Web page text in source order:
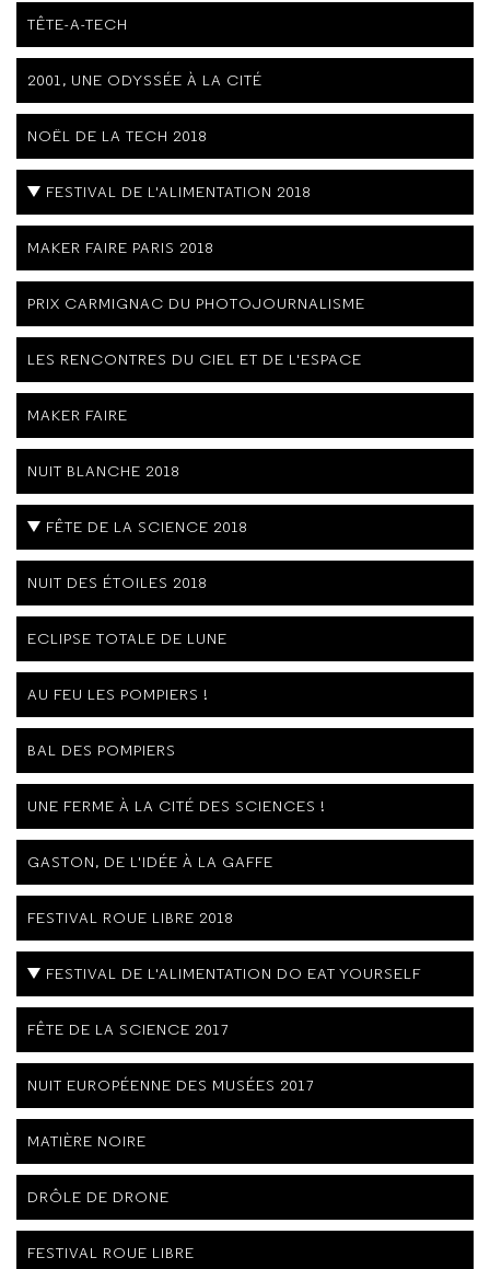
TÊTE-A-TECH
2001, UNE ODYSSÉE À LA CITÉ
NOËL DE LA TECH 2018
FESTIVAL DE L'ALIMENTATION 2018
MAKER FAIRE PARIS 2018
PRIX CARMIGNAC DU PHOTOJOURNALISME
LES RENCONTRES DU CIEL ET DE L'ESPACE
MAKER FAIRE
NUIT BLANCHE 2018
FÊTE DE LA SCIENCE 2018
NUIT DES ÉTOILES 2018
ECLIPSE TOTALE DE LUNE
AU FEU LES POMPIERS !
BAL DES POMPIERS
UNE FERME À LA CITÉ DES SCIENCES !
GASTON, DE L'IDÉE À LA GAFFE
FESTIVAL ROUE LIBRE 2018
FESTIVAL DE L'ALIMENTATION DO EAT YOURSELF
FÊTE DE LA SCIENCE 2017
NUIT EUROPÉENNE DES MUSÉES 2017
MATIÈRE NOIRE
DRÔLE DE DRONE
FESTIVAL ROUE LIBRE